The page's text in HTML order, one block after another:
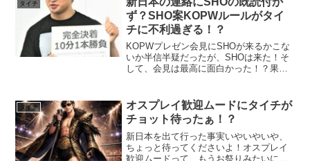
えました。そして恒...
タイチ
ず？SHO案KOPWルールがタイ
チに不利過ぎる！？
KOPWプレゼン会見にSHOが来るかこな
いか半信半疑だったが、SHOは来た！そ
して、会見は最高に面白かった！？果た
タイチ
オスプレイ歓迎ムードにタイチが
チョット待ったぁ！？
新日本を出て行った事実いやいやいや、
ちょっと待ってくださいよ！オスプレイ
歓迎ムードって、もうお祭りみたいにな